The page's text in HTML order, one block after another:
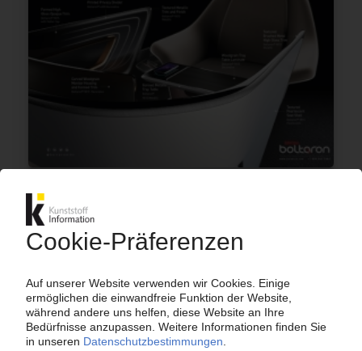
UPDATE - SIMONA
Planzahlen 2019 knapp verfehlt / Nagelprobe im
April / Mehr eigenes Projektgeschäft /
Synergien in der Produktion heben
30.04.2020